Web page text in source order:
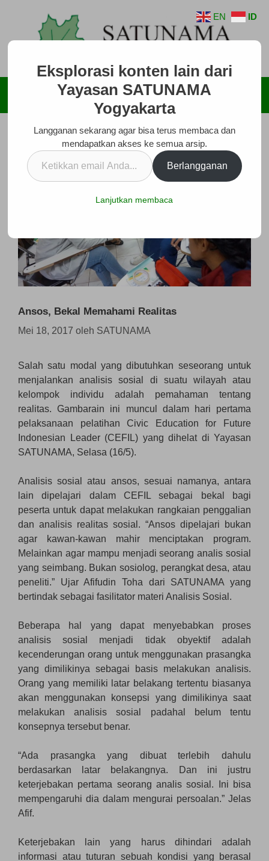
Menu
Ansos, Bekal Memahami Realitas
Mei 18, 2017 oleh SATUNAMA
Salah satu modal yang dibutuhkan seseorang untuk
menjalankan analisis sosial di suatu wilayah atau
kelompok individu adalah pemahaman tentang
realitas. Gambarain ini muncul dalam hari pertama
pelaksanaan pelatihan Civic Education for Future
Indonesian Leader (CEFIL) yang dihelat di Yayasan
SATUNAMA, Selasa (16/5).
Analisis sosial atau ansos, sesuai namanya, antara
lain dipelajari dalam CEFIL sebagai bekal bagi
peserta untuk dapat melakukan rangkaian penggalian
dan analisis realitas sosial. “Ansos dipelajari bukan
agar kawan-kawan mahir menciptakan program.
Melainkan agar mampu menjadi seorang analis sosial
yang seimbang. Bukan sosiolog, perangkat desa, atau
peneliti.” Ujar Afifudin Toha dari SATUNAMA yang
bertindak sebagai fasilitator materi Analisis Sosial.
Beberapa hal yang dapat menyebabkan proses
analisis sosial menjadi tidak obyektif adalah
kecenderungan orang untuk menggunakan prasangka
yang dimilikinya sebagai basis melakukan analisis.
Orang yang memiliki latar belakang tertentu biasanya
akan menggunakan konsepsi yang dimilikinya saat
melakukan analisis sosial padahal belum tentu
konsepnya tersebut benar.
“Ada prasangka yang dibuat terlebih dahulu
berdasarkan latar belakangnya. Dan ini justru
keterjebakan pertama seorang analis sosial. Ini bisa
mempengaruhi dia dalam mengurai persoalan.” Jelas
Afif.
Keterjebakan lain yang harus dihindari adalah
informasi atau tuturan sebuah kondisi yang berasal
EN ID
Eksplorasi konten lain dari
Yayasan SATUNAMA
Yogyakarta
Langganan sekarang agar bisa terus membaca dan
mendapatkan akses ke semua arsip.
Ketikkan
email
Berlangganan
Lanjutkan membaca